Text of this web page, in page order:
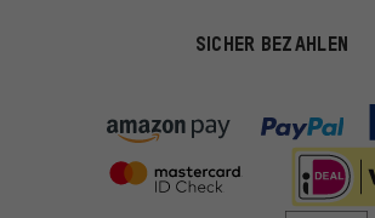
SICHER BEZAHLEN